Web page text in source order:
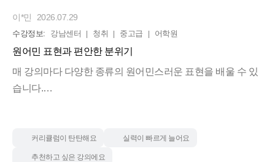
이*민 2026.07.29
수강정보: 강남센터 청취 중고급 어학원
원어민 표현과 편안한 분위기
매 강의마다 다양한 종류의 원어민스러운 표현을 배울 수 있
습니다.
수업은 편안한 분위기이고, 선생님이 중간중간 농담도 해주
셔서 좋아요
커리큘럼이 탄탄해요 실력이 빠르게 늘어요
추천하고 싶은 강의에요